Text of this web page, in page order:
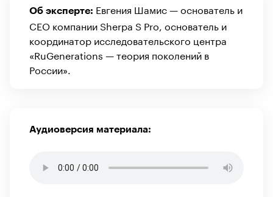
Об эксперте: Евгения Шамис — основатель и
CEO компании Sherpa S Pro, основатель и
координатор исследовательского центра
«RuGenerations — теория поколений в
России».
Аудиоверсия материала: